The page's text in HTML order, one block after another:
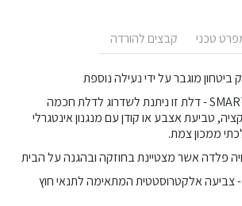
טכני קבצים להורדה
ביטחון מוגבר על ידי נעילה נוספת
- דלת זו ניתנת לשדרוג לדלת חכמה
טביעת אצבע או קודן עם מנגנון אינטגרלי
ממכון צמת.
פלדה אשר מצטיינת בחוזקה ובהגנה על הבית
- צביעה אלקטרוסטטית המתאימה לתנאי חוץ